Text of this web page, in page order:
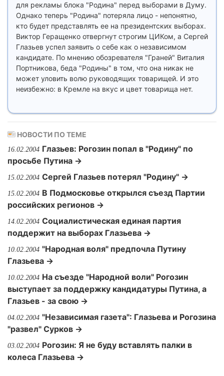
для рекламы блока "Родина" перед выборами в Думу.
Однако теперь "Родина" потеряла лицо - непонятно,
кто будет представлять ее на президентских выборах.
Виктор Геращенко отвергнут строгим ЦИКом, а Сергей
Глазьев успел заявить о себе как о независимом
кандидате. По мнению обозревателя "Граней" Виталия
Портникова, беда "Родины" в том, что она никак не
может уловить волю руководящих товарищей. И это
неизбежно: в Кремле на вкус и цвет товарища нет.
НОВОСТИ ПО ТЕМЕ
16.02.2004 Глазьев: Рогозин попал в "Родину" по
просьбе Путина →
15.02.2004 Сергей Глазьев потерял "Родину" →
15.02.2004 В Подмосковье открылся съезд Партии
российских регионов →
14.02.2004 Социалистическая единая партия
поддержит на выборах Глазьева →
10.02.2004 "Народная воля" предпочла Путину
Глазьева →
10.02.2004 На съезде "Народной воли" Рогозин
выступает за поддержку кандидатуры Путина, а
Глазьев - за свою →
04.02.2004 "Независимая газета": Глазьева и Рогозина
"развел" Сурков →
03.02.2004 Рогозин: Я не буду вставлять палки в
колеса Глазьева →